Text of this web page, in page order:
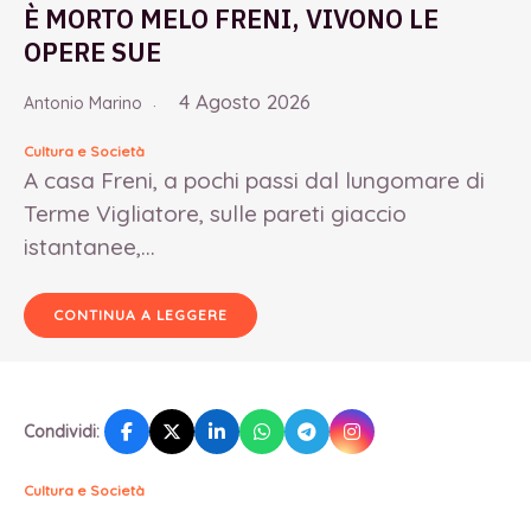
È MORTO MELO FRENI, VIVONO LE
OPERE SUE
Antonio Marino 4 Agosto 2026
Cultura e Società
A casa Freni, a pochi passi dal lungomare di
Terme Vigliatore, sulle pareti giaccio
istantanee,...
CONTINUA A LEGGERE
Condividi:
Cultura e Società